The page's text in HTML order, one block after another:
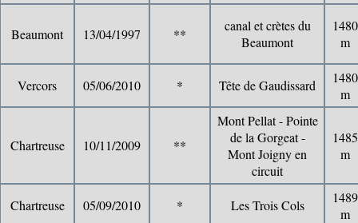
Beaumont 13/04/1997 **
canal et crètes du
Beaumont
1480
m
Vercors 05/06/2010 * Tête de Gaudissard
1480
m
Chartreuse 10/11/2009 **
Mont Pellat - Pointe
de la Gorgeat -
Mont Joigny en
circuit
1485
m
Chartreuse 05/09/2010 * Les Trois Cols
1489
m